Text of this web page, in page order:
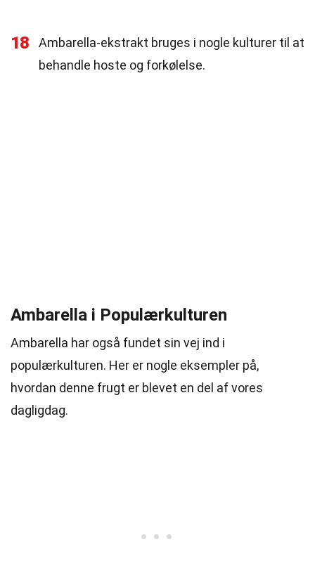
18
Ambarella-ekstrakt bruges i nogle kulturer til at
behandle hoste og forkølelse.
Ambarella i Populærkulturen
Ambarella har også fundet sin vej ind i
populærkulturen. Her er nogle eksempler på,
hvordan denne frugt er blevet en del af vores
dagligdag.